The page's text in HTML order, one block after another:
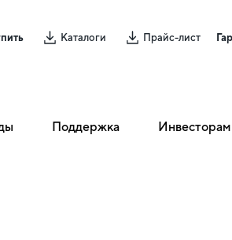
Каталоги Прайс-лист
Поддержка Инвесторам